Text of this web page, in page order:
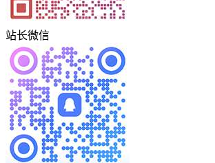
站长微信